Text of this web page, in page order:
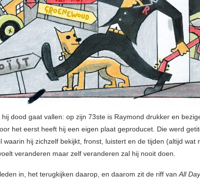
hij dood gaat vallen: op zijn 73ste is Raymond drukker en
het eerst heeft hij een eigen plaat geproducet. Die werd
waarin hij zichzelf bekijkt, fronst, luistert en de tijden (altijd wat
veranderen maar zelf veranderen zal hij nooit doen.
in, het terugkijken daarop, en daarom zit de riff vanAll